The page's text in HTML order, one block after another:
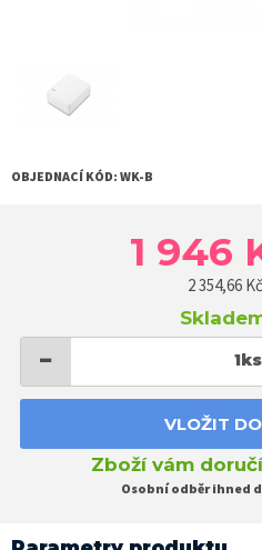
OBJEDNACÍ KÓD: WK-B
1 946
2 354,66
− 1ks
VLOŽIT
Zboží vám
Osobní odběr ihned